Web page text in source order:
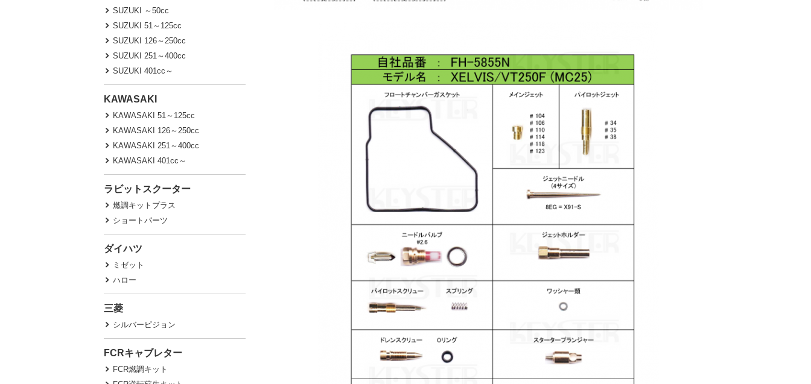
SUZUKI ～50cc
SUZUKI 51～125cc
SUZUKI 126～250cc
SUZUKI 251～400cc
SUZUKI 401cc～
KAWASAKI
KAWASAKI 51～125cc
KAWASAKI 126～250cc
KAWASAKI 251～400cc
KAWASAKI 401cc～
ラビットスクーター
燃調キットプラス
ショートパーツ
ダイハツ
ミゼット
ハロー
三菱
シルバーピジョン
FCRキャブレター
FCR燃調キット